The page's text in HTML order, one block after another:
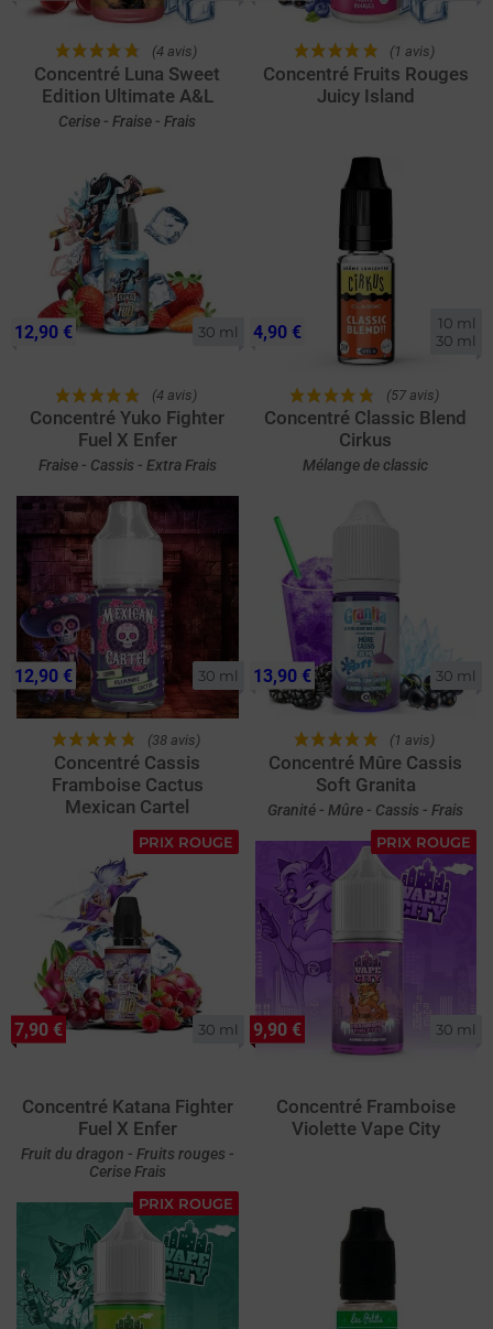
(4 avis)
Concentré Luna Sweet
Edition Ultimate A&L
Cerise - Fraise - Frais
(1 avis)
Concentré Fruits Rouges
Juicy Island
30 ml
(4 avis)
Concentré Yuko Fighter
Fuel X Enfer
Fraise - Cassis - Extra Frais
12,90 €
10 ml
30 ml
(57 avis)
Concentré Classic Blend
Cirkus
Mélange de classic
4,90 €
30 ml
(38 avis)
Concentré Cassis
Framboise Cactus
Mexican Cartel
12,90 € 30 ml
(1 avis)
Concentré Mûre Cassis
Soft Granita
Granité - Mûre - Cassis - Frais
13,90 €
PRIX ROUGE
30 ml
Concentré Katana Fighter
Fuel X Enfer
Fruit du dragon - Fruits rouges -
Cerise Frais
7,90 €
PRIX ROUGE
30 ml
Concentré Framboise
Violette Vape City
9,90 €
PRIX ROUGE